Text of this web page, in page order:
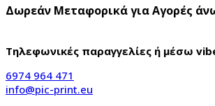
Δωρεάν Μεταφορικά για Αγορές
Τηλεφωνικές παραγγελίες ή μέσω
6974 964 471
info@pic-print.eu